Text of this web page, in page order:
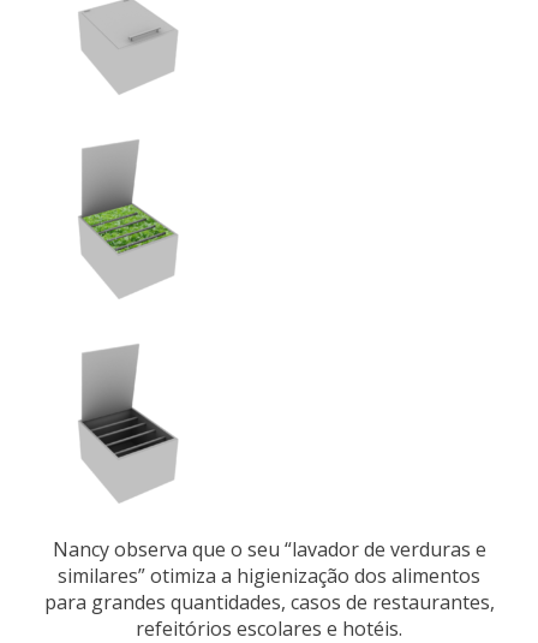
Nancy observa que o seu “lavador de verduras e
similares” otimiza a higienização dos alimentos
para grandes quantidades, casos de restaurantes,
refeitórios escolares e hotéis.